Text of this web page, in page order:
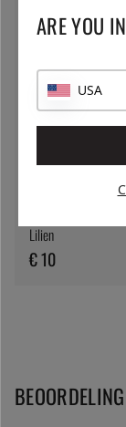
Lilien
€ 10
ARE YOU
USA